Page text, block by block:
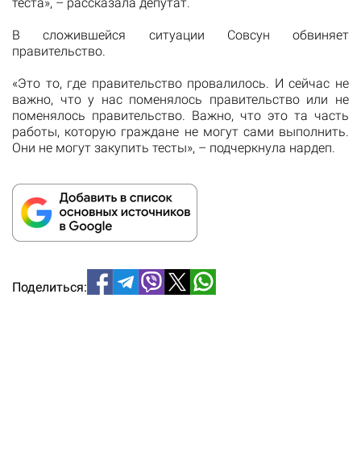
В сложившейся ситуации Совсун обвиняет
правительство.
«Это то, где правительство провалилось. И сейчас не
важно, что у нас поменялось правительство или не
поменялось правительство. Важно, что это та часть
работы, которую граждане не могут сами выполнить.
Они не могут закупить тесты», – подчеркнула нардеп.
Поделиться: